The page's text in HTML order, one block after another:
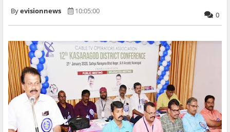
evisionnews 10:05:00 0